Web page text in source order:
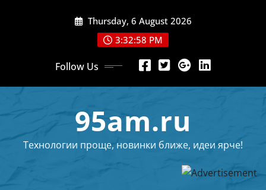
Thursday, 6 August 2026
3:32:58 PM
Follow Us
95am.ru
Технологии проще, новинки ближе, идеи ярче!